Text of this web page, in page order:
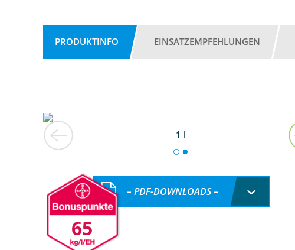
PRODUKTINFO EINSATZEMPFEHLUNGEN
1 l
65
– PDF-DOWNLOADS –